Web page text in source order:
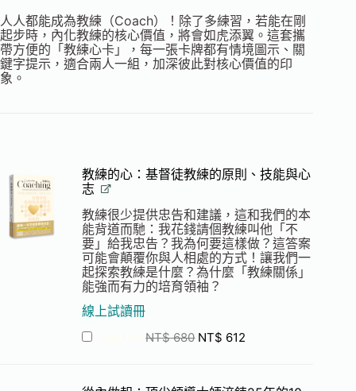
人人都能成為教練（Coach）！除了多練習，若能在剛
起步時，內化教練的核心價值，將會如虎添翼。這套攜
帶方便的「教練心卡」，每一張卡牌都有情境圖示、關
鍵字提示，適合兩人一組，加深彼此對核心價值的印
象。
教練的心：基督徒教練的原則、技能與心
志
教練很少提供忠告和建議，這和我們的本
能背道而馳：我花錢請個教練叫他「不
要」給我忠告？我為何要這樣做？這答案
可能會顛覆你與人相處的方式！讓我們一
起探索教練是什麼？為什麼「教練關係」
能強而有力的培育領袖？
線上試讀冊
NT$680 NT$ 612